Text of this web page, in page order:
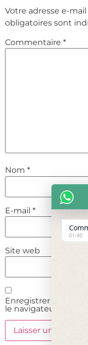
Votre adresse e-
obligatoires sont
Commentaire *
Nom *
E-mail *
Site web
Enregistrer mon
le navigateur pour
01:40